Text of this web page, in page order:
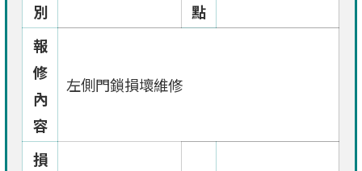
別
點
報
修
內
容
左側門鎖損壞維修
損